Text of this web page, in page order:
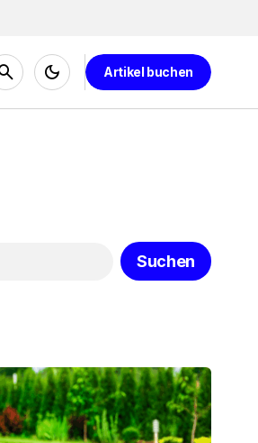
Artikel buchen
Suchen